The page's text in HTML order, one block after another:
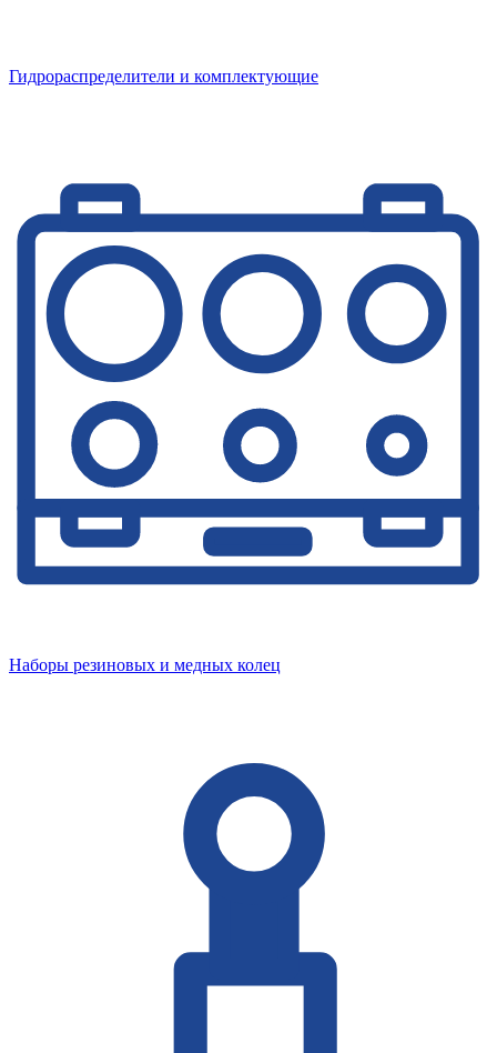
Гидрораспределители и комплектующие
Наборы резиновых и медных колец